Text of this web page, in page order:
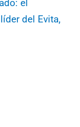
el
del Evita,